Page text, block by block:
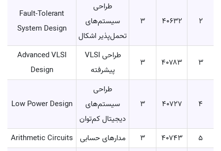
2 ۴۰۶۳۲ ۳
طراحی
سیستم‌های
تحمل‌پذیر اشکال
Fault-Tolerant
System Design
۳ ۴۰۷۸۳ ۳
طراحی VLSI
پیشرفته
Advanced VLSI
Design
۴ ۴۰۷۲۷ ۳
طراحی
سیستم‌های
دیجیتال کم‌توان
Low Power Design
۵ ۴۰۷۴۳ ۳ مدارهای حسابی Arithmetic Circuits